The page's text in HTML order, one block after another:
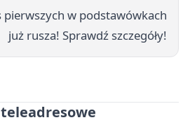
pierwszych w podstawówkach
już rusza! Sprawdź szczegóły!